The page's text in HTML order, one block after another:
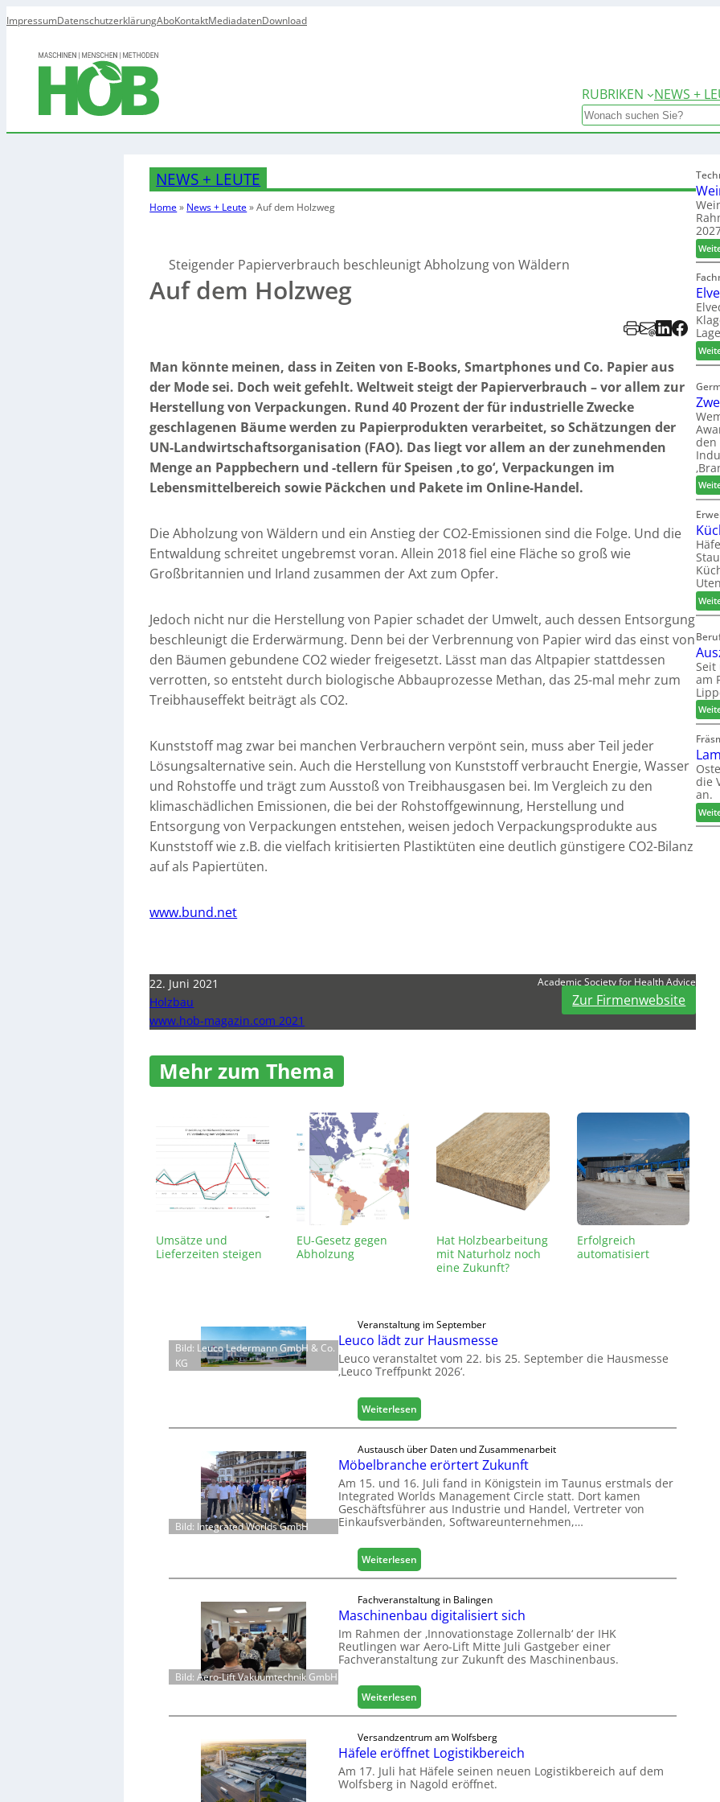
ImpressumDatenschutzerklärungAboKontaktMediadatenDownload
RUBRIKEN NEWS +
Search
NEWS + LEUTE
Home» News + Leute»Auf dem Holzweg
Steigender Papierverbrauch beschleunigt Abholzung von Wäldern
Auf dem Holzweg
Man könnte meinen, dass in Zeiten von E-Books, Smartphones und Co. Papier aus
der Mode sei. Doch weit gefehlt. Weltweit steigt der Papierverbrauch – vor allem zur
Herstellung von Verpackungen. Rund 40 Prozent der für industrielle Zwecke
geschlagenen Bäume werden zu Papierprodukten verarbeitet, so Schätzungen der
UN-Landwirtschaftsorganisation (FAO). Das liegt vor allem an der zunehmenden
Menge an Pappbechern und -tellern für Speisen ‚to go‘, Verpackungen im
Lebensmittelbereich sowie Päckchen und Pakete im Online-Handel.
Die Abholzung von Wäldern und ein Anstieg der CO2-Emissionen sind die Folge. Und die
Entwaldung schreitet ungebremst voran. Allein 2018 fiel eine Fläche so groß wie
Großbritannien und Irland zusammen der Axt zum Opfer.
Jedoch nicht nur die Herstellung von Papier schadet der Umwelt, auch dessen Entsorgung
beschleunigt die Erderwärmung. Denn bei der Verbrennung von Papier wird das einst von
den Bäumen gebundene CO2 wieder freigesetzt. Lässt man das Altpapier stattdessen
verrotten, so entsteht durch biologische Abbauprozesse Methan, das 25-mal mehr zum
Treibhauseffekt beiträgt als CO2.
Kunststoff mag zwar bei manchen Verbrauchern verpönt sein, muss aber Teil jeder
Lösungsalternative sein. Auch die Herstellung von Kunststoff verbraucht Energie, Wasser
und Rohstoffe und trägt zum Ausstoß von Treibhausgasen bei. Im Vergleich zu den
klimaschädlichen Emissionen, die bei der Rohstoffgewinnung, Herstellung und
Entsorgung von Verpackungen entstehen, weisen jedoch Verpackungsprodukte aus
Kunststoff wie z.B. die vielfach kritisierten Plastiktüten eine deutlich günstigere CO2-Bilanz
auf als Papiertüten.
www.bund.net
22. Juni 2021
Holzbau
www.hob-magazin.com 2021
Academic Society for Health Advice
Zur Firmenwebsite
Mehr zum Thema
Umsätze und
Lieferzeiten steigen
EU-Gesetz gegen
Abholzung
Hat Holzbearbeitung
mit Naturholz noch
eine Zukunft?
Erfolgreich
automatisiert
Bild: Leuco Ledermann GmbH & Co.
KG
Veranstaltung im September
Leuco lädt zur Hausmesse
Leuco veranstaltet vom 22. bis 25. September die Hausmesse
‚Leuco Treffpunkt 2026‘.
Weiterlesen:
L
u
c
o
l
ä
d
t
z
u
H
a
u
s
m
e
s
s
Bild: Integrated Worlds GmbH
Austausch über Daten und Zusammenarbeit
Möbelbranche erörtert Zukunft
Am 15. und 16. Juli fand in Königstein im Taunus erstmals der
Integrated Worlds Management Circle statt. Dort kamen
Geschäftsführer aus Industrie und Handel, Vertreter von
Einkaufsverbänden, Softwareunternehmen,…
Weiterlesen:
M
b
e
l
b
r
n
c
e
e
r
ö
Bild: Aero-Lift Vakuumtechnik GmbH
Fachveranstaltung in Balingen
Maschinenbau digitalisiert sich
Im Rahmen der ‚Innovationstage Zollernalb‘ der IHK
Reutlingen war Aero-Lift Mitte Juli Gastgeber einer
Fachveranstaltung zur Zukunft des Maschinenbaus.
Weiterlesen:
M
s
c
h
i
Versandzentrum am Wolfsberg
Häfele eröffnet Logistikbereich
Am 17. Juli hat Häfele seinen neuen Logistikbereich auf dem
Wolfsberg in Nagold eröffnet.
den
Seit
am
die
an.